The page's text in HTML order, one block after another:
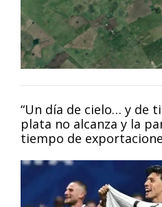
“Un día de cielo… y de
plata no alcanza y la
tiempo de